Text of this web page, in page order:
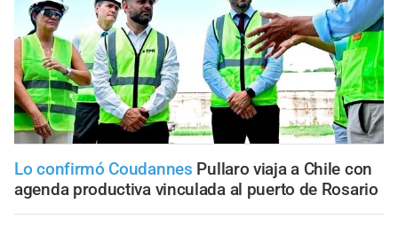
Lo confirmó Coudannes Pullaro viaja a Chile con
agenda productiva vinculada al puerto de Rosario